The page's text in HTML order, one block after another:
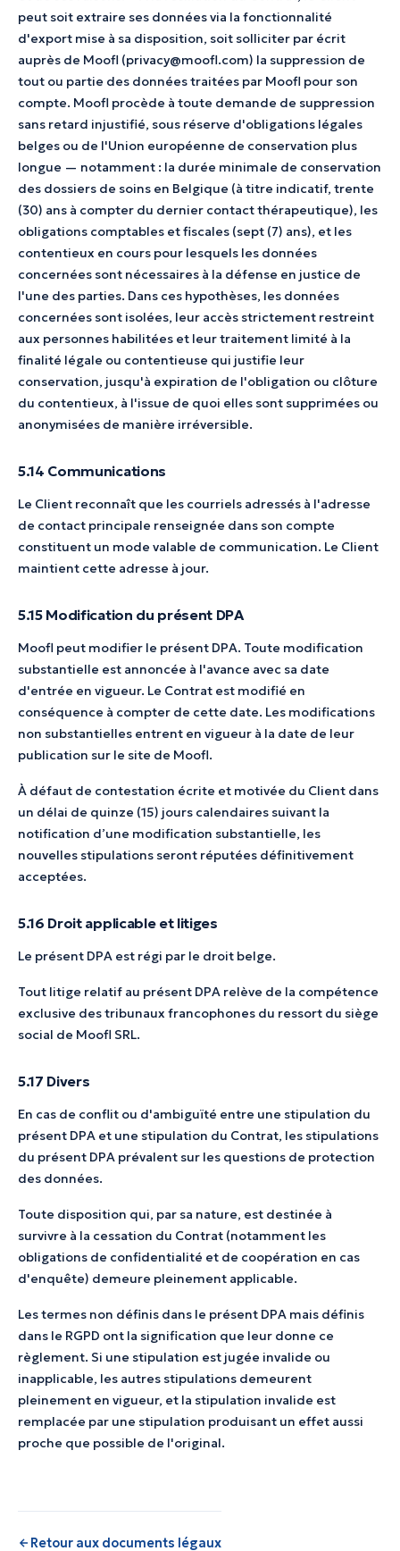
peut soit extraire ses données via la fonctionnalité
d'export mise à sa disposition, soit solliciter par écrit
auprès de Moofl (privacy@moofl.com) la suppression de
tout ou partie des données traitées par Moofl pour son
compte. Moofl procède à toute demande de suppression
sans retard injustifié, sous réserve d'obligations légales
belges ou de l'Union européenne de conservation plus
longue — notamment : la durée minimale de conservation
des dossiers de soins en Belgique (à titre indicatif, trente
(30) ans à compter du dernier contact thérapeutique), les
obligations comptables et fiscales (sept (7) ans), et les
contentieux en cours pour lesquels les données
concernées sont nécessaires à la défense en justice de
l'une des parties. Dans ces hypothèses, les données
concernées sont isolées, leur accès strictement restreint
aux personnes habilitées et leur traitement limité à la
finalité légale ou contentieuse qui justifie leur
conservation, jusqu'à expiration de l'obligation ou clôture
du contentieux, à l'issue de quoi elles sont supprimées ou
anonymisées de manière irréversible.
5.14 Communications
Le Client reconnaît que les courriels adressés à l'adresse
de contact principale renseignée dans son compte
constituent un mode valable de communication. Le Client
maintient cette adresse à jour.
5.15 Modification du présent DPA
Moofl peut modifier le présent DPA. Toute modification
substantielle est annoncée à l'avance avec sa date
d'entrée en vigueur. Le Contrat est modifié en
conséquence à compter de cette date. Les modifications
non substantielles entrent en vigueur à la date de leur
publication sur le site de Moofl.
À défaut de contestation écrite et motivée du Client dans
un délai de quinze (15) jours calendaires suivant la
notification d’une modification substantielle, les
nouvelles stipulations seront réputées définitivement
acceptées.
5.16 Droit applicable et litiges
Le présent DPA est régi par le droit belge.
Tout litige relatif au présent DPA relève de la compétence
exclusive des tribunaux francophones du ressort du siège
social de Moofl SRL.
5.17 Divers
En cas de conflit ou d'ambiguïté entre une stipulation du
présent DPA et une stipulation du Contrat, les stipulations
du présent DPA prévalent sur les questions de protection
des données.
Toute disposition qui, par sa nature, est destinée à
survivre à la cessation du Contrat (notamment les
obligations de confidentialité et de coopération en cas
d'enquête) demeure pleinement applicable.
Les termes non définis dans le présent DPA mais définis
dans le RGPD ont la signification que leur donne ce
règlement. Si une stipulation est jugée invalide ou
inapplicable, les autres stipulations demeurent
pleinement en vigueur, et la stipulation invalide est
remplacée par une stipulation produisant un effet aussi
proche que possible de l'original.
Retour aux documents légaux